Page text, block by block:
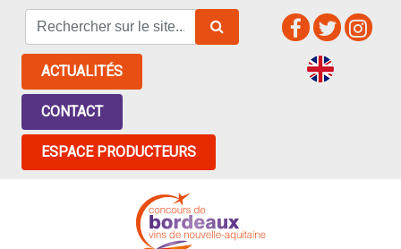
ACTUALITÉS
CONTACT
ESPACE PRODUCTEURS